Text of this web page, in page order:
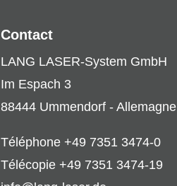
Contact
LANG LASER-System GmbH
Im Espach 3
88444 Ummendorf - Allemagne
Téléphone +49 7351 3474-0
Télécopie +49 7351 3474-19